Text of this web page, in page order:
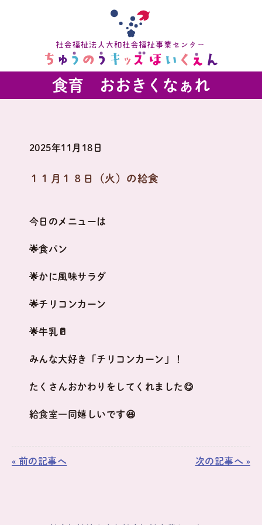
食育 おおきくなぁれ
2025年11月18日
１１月１８日（火）の給食
今日のメニューは
🌟食パン
🌟かに風味サラダ
🌟チリコンカーン
🌟牛乳🥛
みんな大好き「チリコンカーン」！
たくさんおかわりをしてくれました😋
給食室一同嬉しいです😆
« 前の記事へ 次の記事へ »